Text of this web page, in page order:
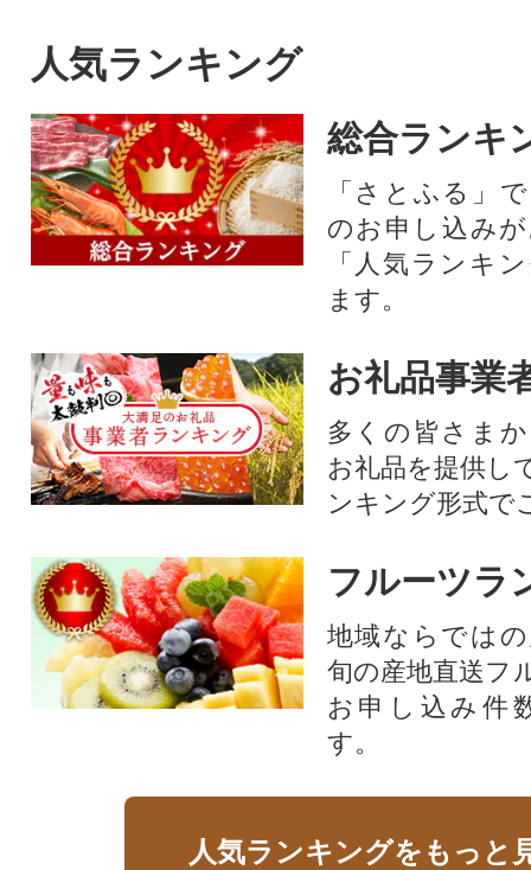
人気ランキング
総合ランキ
「さとふる」
のお申し込み
「人気ランキ
ます。
お礼品事業
多くの皆さま
お礼品を提供し
ンキング形式で
フルーツラ
地域ならでは
旬の産地直送フ
お申し込み件
す。
人気ランキングをもっと